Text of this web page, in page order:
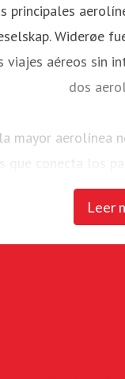
Leer
principales
Widerøe
aéreos sin
dos
mayor aerolínea
que conecta los
flota de 87